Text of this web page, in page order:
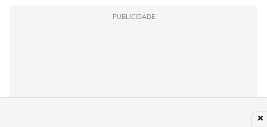
PUBLICIDADE